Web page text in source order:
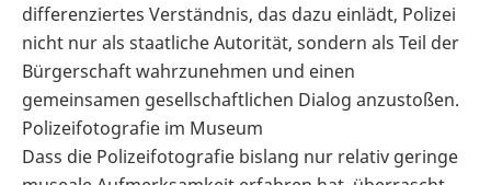
differenziertes Verständnis, das dazu einlädt, Polizei
nicht nur als staatliche Autorität, sondern als Teil der
Bürgerschaft wahrzunehmen und einen
gemeinsamen gesellschaftlichen Dialog anzustoßen.
Polizeifotografie im Museum
Dass die Polizeifotografie bislang nur relativ geringe